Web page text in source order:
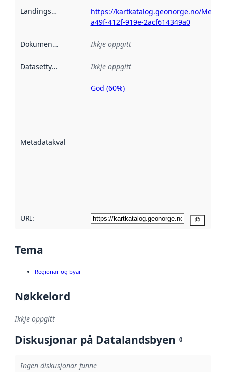
Landingsside
https://kartkatalog.geonorge.no/
a49f-412f-919e-2acf614349a0
Dokumentasjon Ikkje oppgitt
Datasettype Ikkje oppgitt
Metadatakvalitet
Metadatakvalitet
God (60%)
URI:
Tema
Regionar og byar
Nøkkelord
Ikkje oppgitt
Diskusjonar på Datalandsbyen 0
Ingen diskusjonar funne